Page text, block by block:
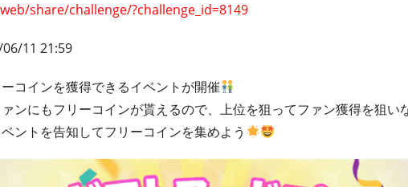
share/challenge/?challenge_id=8149
11 21:59
コインを獲得できるイベントが開催
ンにもフリーコインが貰えるので、上位を狙ってファン獲得を狙い
ントを告知してフリーコインを集めよう